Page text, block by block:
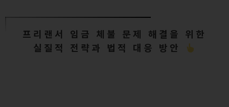
프리랜서 임금 체불 문제 해결을 위한
실질적 전략과 법적 대응 방안